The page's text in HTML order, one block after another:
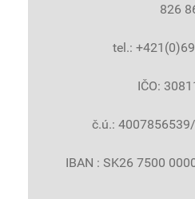
826
tel.:
IČO:
č.ú.:
IBAN : SK26 7500